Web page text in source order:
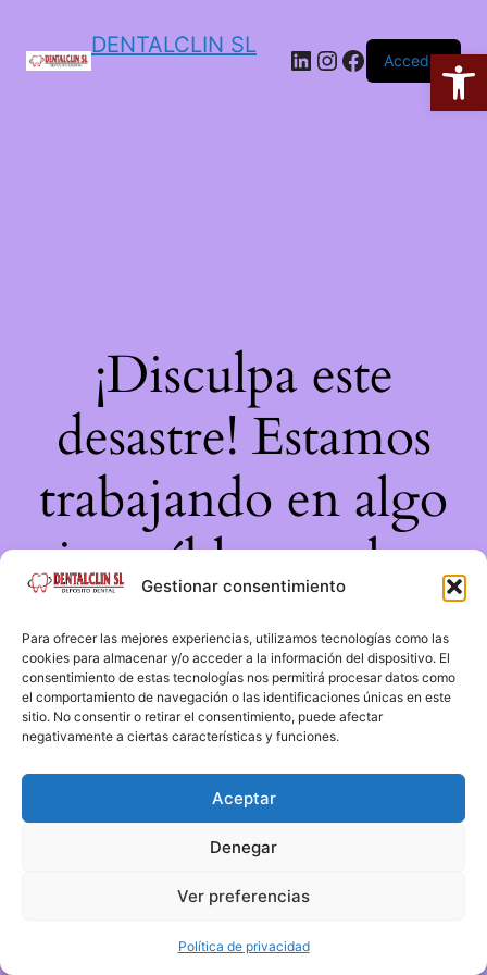
Gestionar consentimiento
Para ofrecer las mejores experiencias, utilizamos tecnologías como las
cookies para almacenar y/o acceder a la información del dispositivo. El
consentimiento de estas tecnologías nos permitirá procesar datos como
el comportamiento de navegación o las identificaciones únicas en este
sitio. No consentir o retirar el consentimiento, puede afectar
negativamente a ciertas características y funciones.
Aceptar
Denegar
Ver preferencias
Política de privacidad
DENTALCLIN SL
Acceder
¡Disculpa este
desastre! Estamos
trabajando en algo
increíble, ¡vuelve
pronto!